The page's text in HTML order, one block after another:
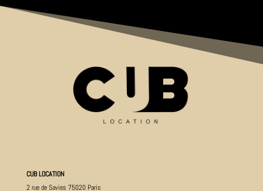
CUB LOCATION
2 rue de Savies 75020 Paris